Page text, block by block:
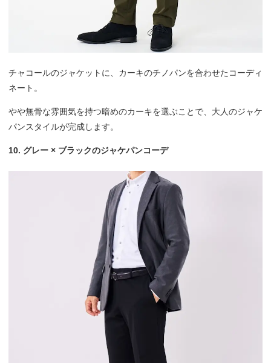
チャコールのジャケットに、カーキのチノパンを合わせたコーディ
ネート。
やや無骨な雰囲気を持つ暗めのカーキを選ぶことで、大人のジャケ
パンスタイルが完成します。
10. グレー × ブラックのジャケパンコーデ